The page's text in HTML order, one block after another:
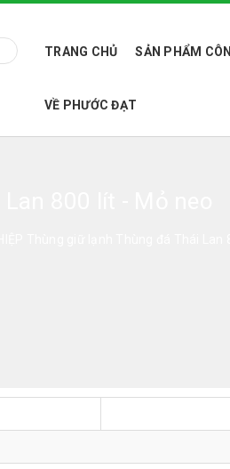
TRANG CHỦ SẢN PHẨM
VỀ PHƯỚC ĐẠT